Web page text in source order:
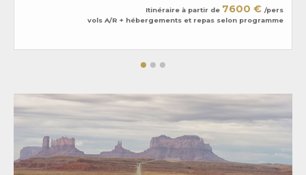
Itinéraire à partir de 7600 € /pers
vols A/R + hébergements et repas selon programme